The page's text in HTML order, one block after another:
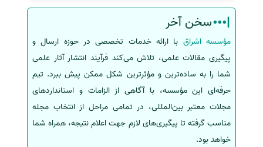
سخن آخر
مؤسسه اشراق با ارائه خدمات تخصصی در حوزه ارسال و
پیگیری مقالات علمی، تلاش می‌کند فرآیند انتشار آثار علمی
شما را به ساده‌ترین و مؤثرترین شکل ممکن پیش ببرد. تیم
حرفه‌ای این مؤسسه، با آگاهی از الزامات و استانداردهای
مجلات معتبر بین‌المللی، در تمامی مراحل از انتخاب مجله
مناسب گرفته تا پیگیری‌های لازم جهت اعلام نتیجه، همراه شما
خواهد بود.